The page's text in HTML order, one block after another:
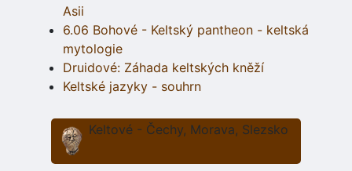
Asii
6.06 Bohové - Keltský pantheon - keltská
mytologie
Druidové: Záhada keltských kněží
Keltské jazyky - souhrn
Keltové - Čechy, Morava, Slezsko